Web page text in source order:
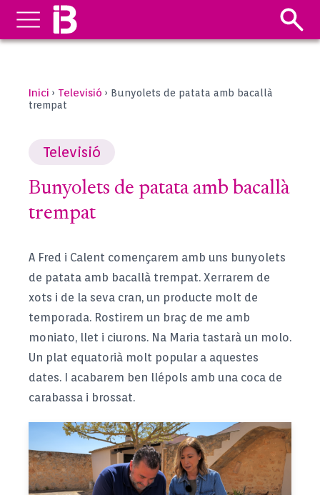
Inici › Televisió › Bunyolets de patata amb bacallà
trempat
Televisió
Bunyolets de patata amb bacallà
trempat
A Fred i Calent començarem amb uns bunyolets
de patata amb bacallà trempat. Xerrarem de
xots i de la seva cran, un producte molt de
temporada. Rostirem un braç de me amb
moniato, llet i ciurons. Na Maria tastarà un molo.
Un plat equatorià molt popular a aquestes
dates. I acabarem ben llépols amb una coca de
carabassa i brossat.